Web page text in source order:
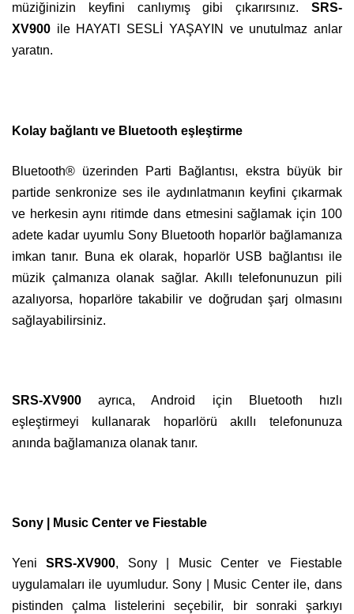
müziğinizin keyfini canlıymış gibi çıkarırsınız. SRS-
XV900 ile HAYATI SESLİ YAŞAYIN ve unutulmaz anlar
yaratın.
Kolay bağlantı ve Bluetooth eşleştirme
Bluetooth® üzerinden Parti Bağlantısı, ekstra büyük bir
partide senkronize ses ile aydınlatmanın keyfini çıkarmak
ve herkesin aynı ritimde dans etmesini sağlamak için 100
adete kadar uyumlu Sony Bluetooth hoparlör bağlamanıza
imkan tanır. Buna ek olarak, hoparlör USB bağlantısı ile
müzik çalmanıza olanak sağlar. Akıllı telefonunuzun pili
azalıyorsa, hoparlöre takabilir ve doğrudan şarj olmasını
sağlayabilirsiniz.
SRS-XV900 ayrıca, Android için Bluetooth hızlı
eşleştirmeyi kullanarak hoparlörü akıllı telefonunuza
anında bağlamanıza olanak tanır.
Sony | Music Center ve Fiestable
YeniSRS-XV900, Sony | Music Center ve Fiestable
uygulamaları ile uyumludur. Sony | Music Center ile, dans
pistinden çalma listelerini seçebilir, bir sonraki şarkıyı